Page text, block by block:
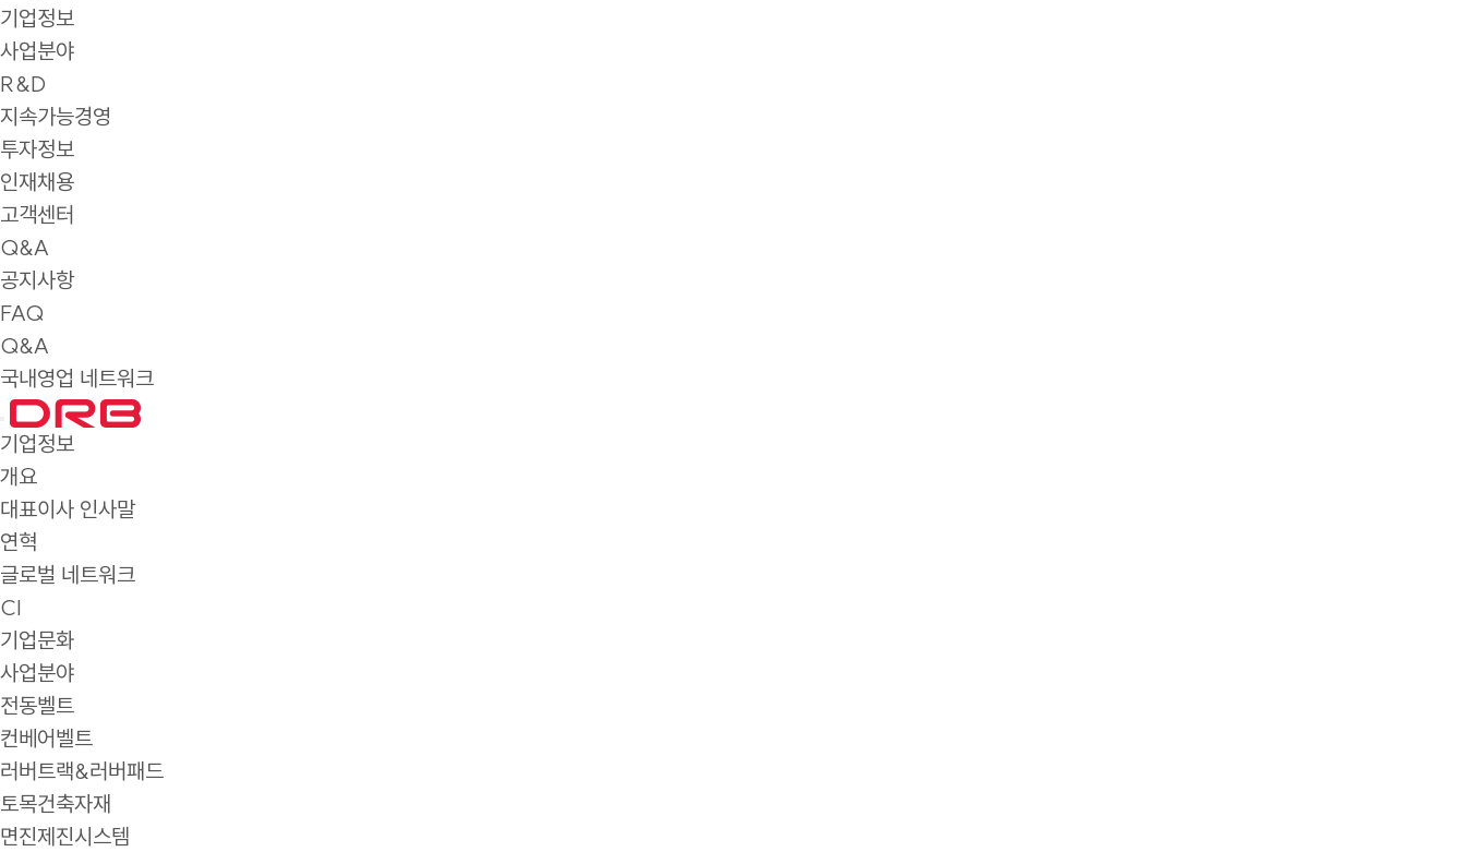
기업정보
사업분야
R&D
지속가능경영
투자정보
인재채용
고객센터
Q&A
공지사항
FAQ
Q&A
국내영업 네트워크
기업정보
개요
대표이사 인사말
연혁
글로벌 네트워크
CI
기업문화
사업분야
전동벨트
컨베어벨트
러버트랙&러버패드
토목건축자재
면진제진시스템